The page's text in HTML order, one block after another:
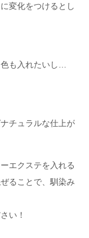
変化をつけるとし
も入れたいし…
チュラルな仕上が
エクステを入れる
ることで、馴染み
い！